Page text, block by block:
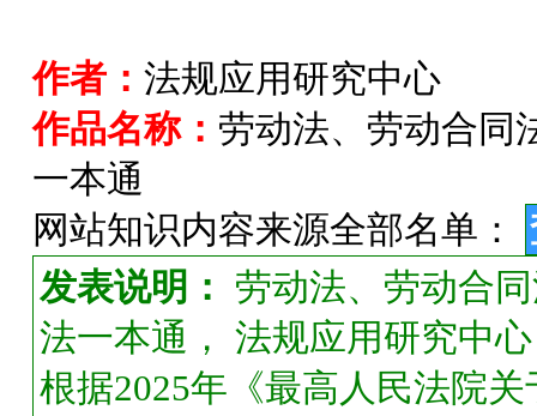
作者： 法规应用研究中心
作品名称： 劳动法、劳动合同
一本通
网站知识内容来源全部名单：
发表说明： 劳动法、劳动合
法一本通， 法规应用研究中
根据2025年《最高人民法院